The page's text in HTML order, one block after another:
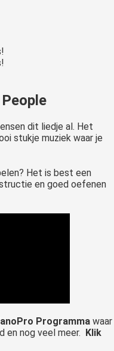
dit liedje al. Het
stukje muziek waar je
Het is best een
en goed oefenen
Programma waar
en nog veel meer. Klik